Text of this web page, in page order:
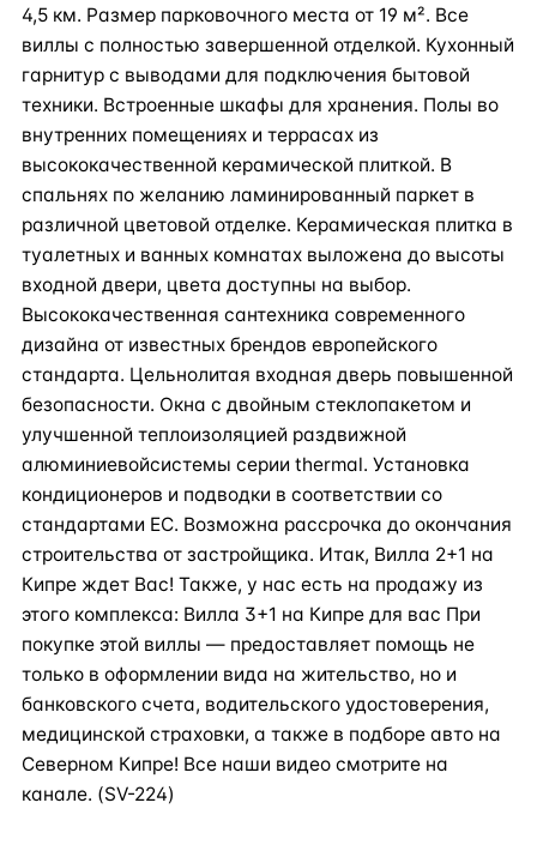
4,5 км. Размер парковочного места от 19 м². Все
виллы с полностью завершенной отделкой. Кухонный
гарнитур с выводами для подключения бытовой
техники. Встроенные шкафы для хранения. Полы во
внутренних помещениях и террасах из
высококачественной керамической плиткой. В
спальнях по желанию ламинированный паркет в
различной цветовой отделке. Керамическая плитка в
туалетных и ванных комнатах выложена до высоты
входной двери, цвета доступны на выбор.
Высококачественная сантехника современного
дизайна от известных брендов европейского
стандарта. Цельнолитая входная дверь повышенной
безопасности. Окна с двойным стеклопакетом и
улучшенной теплоизоляцией раздвижной
алюминиевойсистемы серии thermal. Установка
кондиционеров и подводки в соответствии со
стандартами ЕС. Возможна рассрочка до окончания
строительства от застройщика. Итак, Вилла 2+1 на
Кипре ждет Вас! Также, у нас есть на продажу из
этого комплекса: Вилла 3+1 на Кипре для вас При
покупке этой виллы — предоставляет помощь не
только в оформлении вида на жительство, но и
банковского счета, водительского удостоверения,
медицинской страховки, а также в подборе авто на
Северном Кипре! Все наши видео смотрите на
канале. (SV-224)